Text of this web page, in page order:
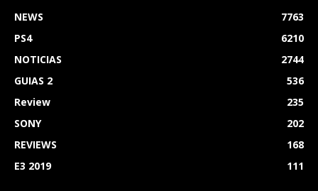
NEWS
7763
PS4
6210
NOTICIAS
2744
GUIAS 2
536
Review
235
SONY
202
REVIEWS
168
E3 2019
111